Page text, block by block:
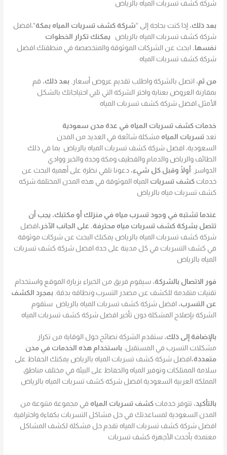
شركة كشف تسربات المياه بالرياض
بعد ذلك، إذا كنت بحاجة إلى “شركة كشف تسربات المياه بمكة“،افضل
شركة كشف تسربات المياه بالرياض يمكنك تكرار الخطوات
نفسها. ابحث عن الشركات الموثوقة والمتخصصة في منطقتك.افضل
شركة كشف تسربات المياه
من ثم، اتصل بالشركة واطلب تقديم عروض أسعار. بعد ذلك، قم
بمقارنة العروض بعناية واختر الشركة التي تلبي احتياجاتك بالشكل
الأمثل.افضل شركة كشف تسربات المياه
خدمات كشف تسربات المياه في عدة مدن سعودية
تعدتسربات المياه مشكلة شائعة في العديد من المدن
السعودية، افضل شركة كشف تسربات المياه بالرياض بما في ذلك
الطائف والرياض والدمام والقطيف ومكة وجدة والخبر ووادي
الدواسر.
أولًا وقبل كل شيء، دعونا نلقي نظرة على أهمية البحث عن
خدماتكشف تسربات المياه الموثوقة في هذه المدن المختلفة.شركه
كشف تسربات مياه بالرياض
عندما تشتبه في وجود تسرب مياه في منزلك أو مكتبك، يجب أن
تتصل بشركة كشف تسربات مياه محترفة. على الجانب الآخر،افضل
شركة كشف تسربات المياه بالرياض يمكنك البحث عن شركات موثوقة
في كشف التسربات في كل مدينة على حدة.افضل شركة كشف تسربات
المياه بالرياض
فور الاتصال بالشركة، سيقوم فريق من الخبراء بزيارة الموقع واستخدام
تقنيات متقدمة للكشف عن مصدر التسرب ونطاقه بدقة. بمجرد الكشف
عن التسرب، افضل شركة كشف تسربات المياه بالرياض ستقوم
الشركة بإصلاح المشكلة دون تأخير.افضل شركة كشف تسربات المياه
بالإضافة إلى ذلك، ستقدم الشركة نصائح حول الوقاية من تكرار
مشكلات التسرب في المستقبل. باستخدام هذه الخدمات في مدن
متعددة، افضل شركة كشف تسربات المياه بالرياض يمكنك الحفاظ على
سلامة الممتلكات وتوفير المياه والحفاظ على البيئة في مختلف مناطق
المملكة العربية السعودية.افضل شركة كشف تسربات المياه بالرياض
بالتأكيد، تتوفر خدماتكشف تسربات المياه في مجموعة متنوعة من
المدن السعودية لمساعدتك في حل مشاكل التسربات بكفاءة واحترافية.
افضل شركة كشف تسربات المياه تقدم حل مشكلة لكشف المشاكل
معتمدة بأحدث الأجهزة كشف تسربات